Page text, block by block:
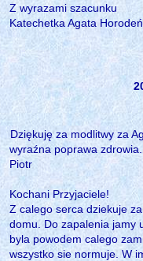
Z wyrazami szacunku
Katechetka Agata
Dziękuję za modlitwy za
wyraźna poprawa zdrowia.
Piotr
Kochani Przyjaciele!
Z calego serca dziekuje
domu. Do zapalenia jamy
byla powodem calego
wszystko sie normuje. W